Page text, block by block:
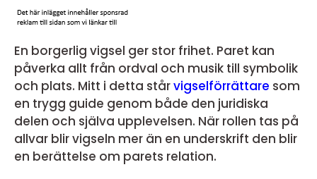
En borgerlig vigsel ger stor frihet. Paret kan
påverka allt från ordval och musik till symbolik
och plats. Mitt i detta stårvigselförrättare som
en trygg guide genom både den juridiska
delen och själva upplevelsen. När rollen tas på
allvar blir vigseln mer än en underskrift den blir
en berättelse om parets relation.